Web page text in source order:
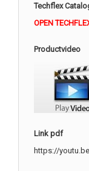
Techflex
OPEN
Productvideo
Link pdf
https://